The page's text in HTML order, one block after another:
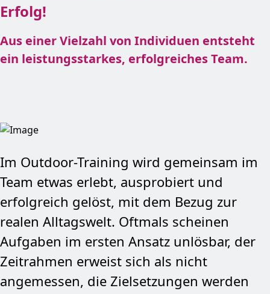
Erfolg!
Aus einer Vielzahl von Individuen entsteht
ein leistungsstarkes, erfolgreiches Team.
Im Outdoor-Training wird gemeinsam im
Team etwas erlebt, ausprobiert und
erfolgreich gelöst, mit dem Bezug zur
realen Alltagswelt. Oftmals scheinen
Aufgaben im ersten Ansatz unlösbar, der
Zeitrahmen erweist sich als nicht
angemessen, die Zielsetzungen werden